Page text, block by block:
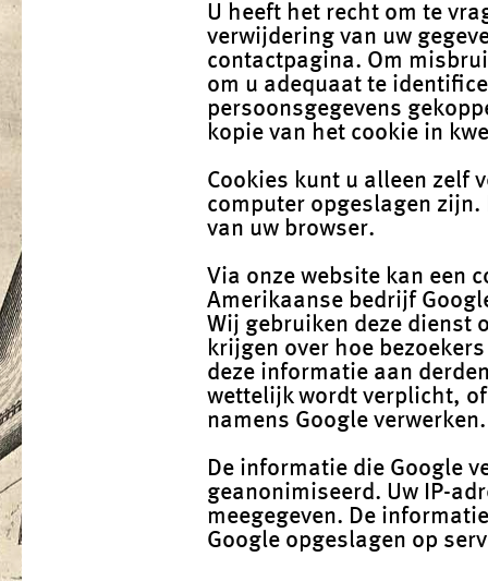
U heeft het recht om te
verwijdering van uw
contactpagina. Om
om u adequaat te
persoonsgegevens
kopie van het cookie in
Cookies kunt u alleen zelf
computer opgeslagen
van uw browser.
Via onze website kan een
Amerikaanse bedrijf
Wij gebruiken deze dienst
krijgen over hoe
deze informatie aan
wettelijk wordt verplicht,
namens Google
De informatie die Google
geanonimiseerd. Uw IP-
meegegeven. De
Google opgeslagen op